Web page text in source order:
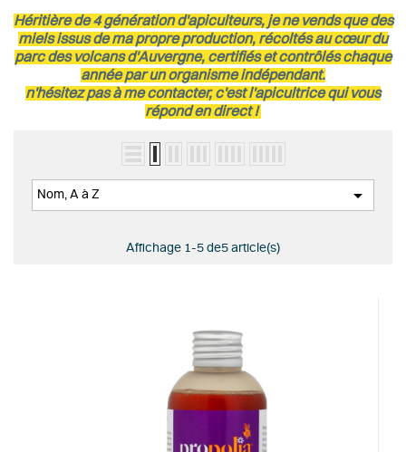
Héritière de 4 génération d'apiculteurs, je ne vends que des
miels issus de ma propre production, récoltés au cœur du
parc des volcans d'Auvergne, certifiés et contrôlés chaque
année par un organisme indépendant.
n'hésitez pas à me contacter, c'est l'apicultrice qui vous
répond en direct !
Nom, A à Z 
Affichage 1-5 de5 article(s)